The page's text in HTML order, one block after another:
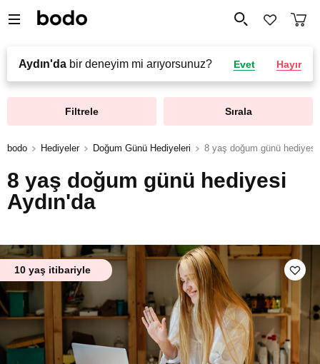
Aydın'da bir deneyim mi arıyorsunuz? Evet Hayır
Filtrele Sırala
bodo Hediyeler Doğum Günü Hediyeleri 8 yaş doğum günü hediyesi
8 yaş doğum günü hediyesi
Aydın'da
10 yaş itibariyle